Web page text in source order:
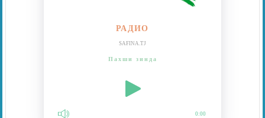
РАДИО
SAFINA.TJ
Пахши зинда
0:00